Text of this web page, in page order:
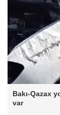
Bakı-Qazax
var